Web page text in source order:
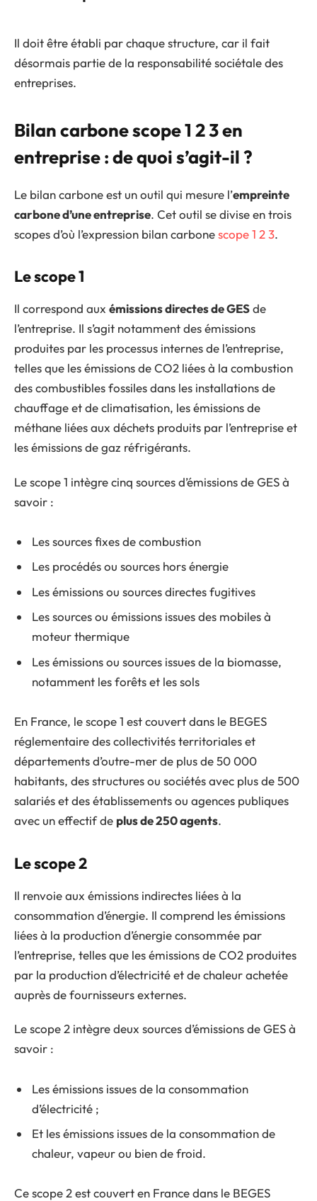
Il doit être établi par chaque structure, car il fait
désormais partie de la responsabilité sociétale des
entreprises.
Bilan carbone scope 1 2 3 en
entreprise : de quoi s’agit-il ?
Le bilan carbone est un outil qui mesure l’empreinte
carbone d’une entreprise. Cet outil se divise en trois
scopes d’où l’expression bilan carbonescope 1 2 3.
Le scope 1
Il correspond aux émissions directes de GESde
l’entreprise. Il s’agit notamment des émissions
produites par les processus internes de l’entreprise,
telles que les émissions de CO2 liées à la combustion
des combustibles fossiles dans les installations de
chauffage et de climatisation, les émissions de
méthane liées aux déchets produits par l’entreprise et
les émissions de gaz réfrigérants.
Le scope 1 intègre cinq sources d’émissions de GES à
savoir :
Les sources fixes de combustion
Les procédés ou sources hors énergie
Les émissions ou sources directes fugitives
Les sources ou émissions issues des mobiles à
moteur thermique
Les émissions ou sources issues de la biomasse,
notamment les forêts et les sols
En France, le scope 1 est couvert dans le BEGES
réglementaire des collectivités territoriales et
départements d’outre-mer de plus de 50 000
habitants, des structures ou sociétés avec plus de 500
salariés et des établissements ou agences publiques
avec un effectif de plus de 250 agents.
Le scope 2
Il renvoie aux émissions indirectes liées à la
consommation d’énergie. Il comprend les émissions
liées à la production d’énergie consommée par
l’entreprise, telles que les émissions de CO2 produites
par la production d’électricité et de chaleur achetée
auprès de fournisseurs externes.
Le scope 2 intègre deux sources d’émissions de GES à
savoir :
Les émissions issues de la consommation
d’électricité ;
Et les émissions issues de la consommation de
chaleur, vapeur ou bien de froid.
Ce scope 2 est couvert en France dans le BEGES